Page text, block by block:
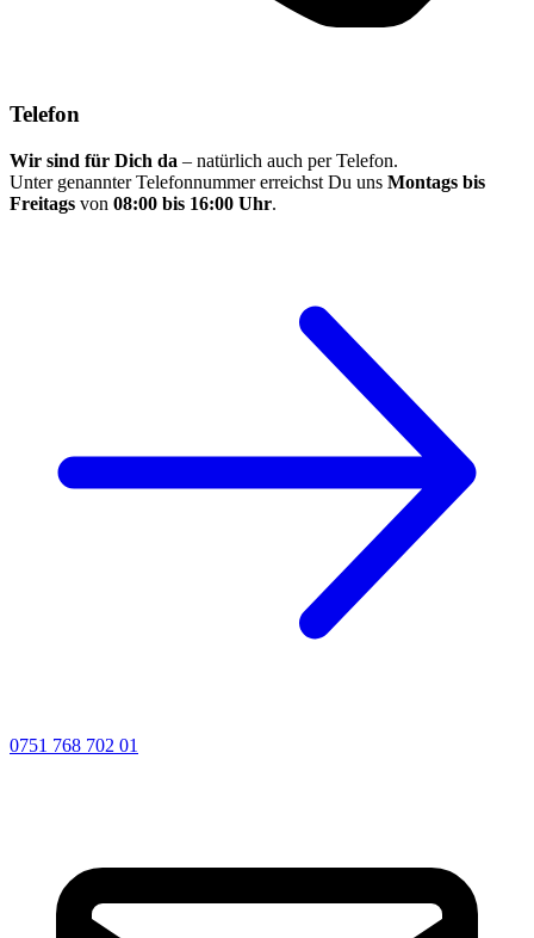
Telefon
Wir sind für Dich da – natürlich auch per Telefon.
Unter genannter Telefonnummer erreichst Du uns Montags bis
Freitags von 08:00 bis 16:00 Uhr.
0751 768 702 01